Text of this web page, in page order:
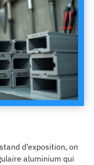
d’exposition, on
aluminium qui